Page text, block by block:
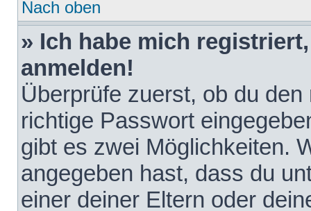
Nach oben
» Ich habe mich
anmelden!
Überprüfe zuerst, ob du
richtige Passwort
gibt es zwei Möglichkeiten.
angegeben hast, dass du
einer deiner Eltern oder